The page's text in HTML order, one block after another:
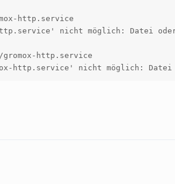
http.service
nicht möglich: Datei oder
http.service